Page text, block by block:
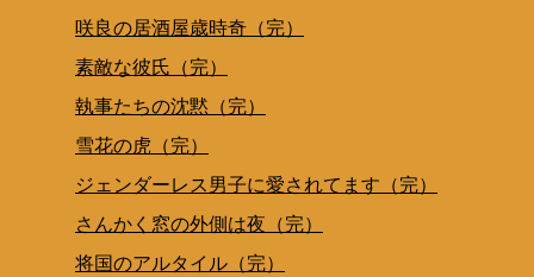
咲良の居酒屋歳時奇（完）
素敵な彼氏（完）
執事たちの沈黙（完）
雪花の虎（完）
ジェンダーレス男子に愛されてます（完）
さんかく窓の外側は夜（完）
将国のアルタイル（完）